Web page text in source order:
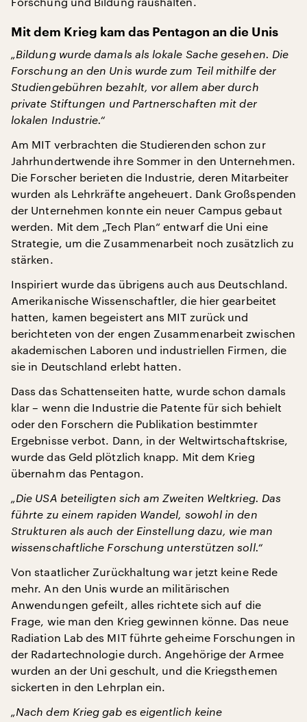
Mit dem Krieg kam das Pentagon an die Unis
„Bildung wurde damals als lokale Sache gesehen. Die
Forschung an den Unis wurde zum Teil mithilfe der
Studiengebühren bezahlt, vor allem aber durch
private Stiftungen und Partnerschaften mit der
lokalen Industrie.“
Am MIT verbrachten die Studierenden schon zur
Jahrhundertwende ihre Sommer in den Unternehmen.
Die Forscher berieten die Industrie, deren Mitarbeiter
wurden als Lehrkräfte angeheuert. Dank Großspenden
der Unternehmen konnte ein neuer Campus gebaut
werden. Mit dem „Tech Plan“ entwarf die Uni eine
Strategie, um die Zusammenarbeit noch zusätzlich zu
stärken.
Inspiriert wurde das übrigens auch aus Deutschland.
Amerikanische Wissenschaftler, die hier gearbeitet
hatten, kamen begeistert ans MIT zurück und
berichteten von der engen Zusammenarbeit zwischen
akademischen Laboren und industriellen Firmen, die
sie in Deutschland erlebt hatten.
Dass das Schattenseiten hatte, wurde schon damals
klar – wenn die Industrie die Patente für sich behielt
oder den Forschern die Publikation bestimmter
Ergebnisse verbot. Dann, in der Weltwirtschaftskrise,
wurde das Geld plötzlich knapp. Mit dem Krieg
übernahm das Pentagon.
„Die USA beteiligten sich am Zweiten Weltkrieg. Das
führte zu einem rapiden Wandel, sowohl in den
Strukturen als auch der Einstellung dazu, wie man
wissenschaftliche Forschung unterstützen soll.“
Von staatlicher Zurückhaltung war jetzt keine Rede
mehr. An den Unis wurde an militärischen
Anwendungen gefeilt, alles richtete sich auf die
Frage, wie man den Krieg gewinnen könne. Das neue
Radiation Lab des MIT führte geheime Forschungen in
der Radartechnologie durch. Angehörige der Armee
wurden an der Uni geschult, und die Kriegsthemen
sickerten in den Lehrplan ein.
„Nach dem Krieg gab es eigentlich keine